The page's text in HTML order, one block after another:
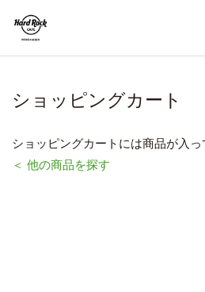
ショッピングカート
ショッピングカートには商品が入っ
＜ 他の商品を探す